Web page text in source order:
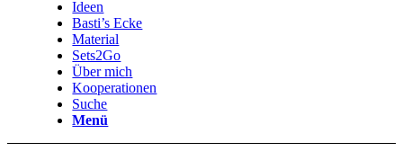
Ideen
Basti’s Ecke
Material
Sets2Go
Über mich
Kooperationen
Suche
Menü